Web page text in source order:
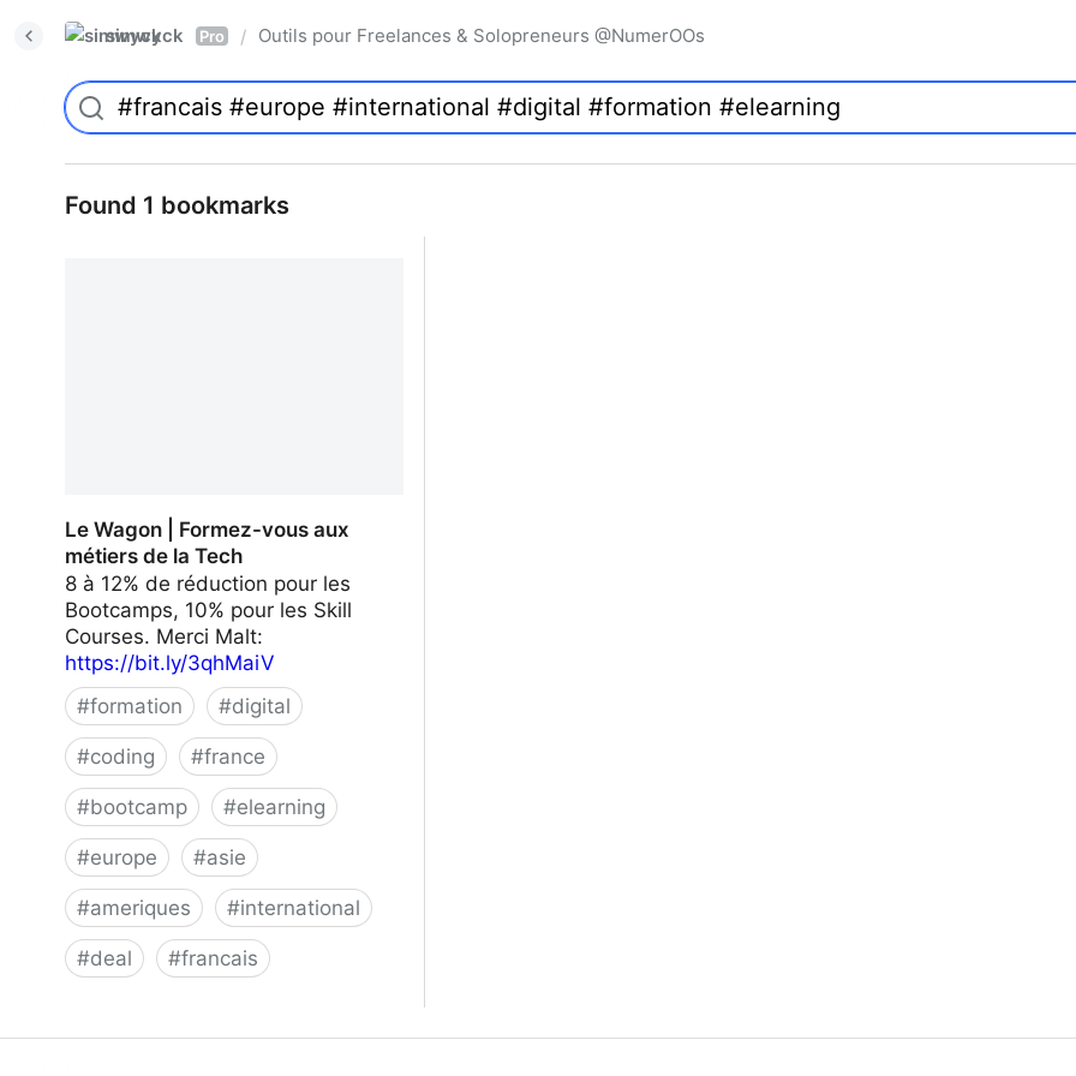
simwyck Pro / Outils pour Freelances & Solopreneurs @NumerOOs
Found 1 bookmarks
Le Wagon | Formez-vous aux
métiers de la Tech
8 à 12% de réduction pour les
Bootcamps, 10% pour les Skill
Courses. Merci Malt:
https://bit.ly/3qhMaiV
#formation #digital
#coding #france
#bootcamp #elearning
#europe #asie
#ameriques #international
#deal #francais